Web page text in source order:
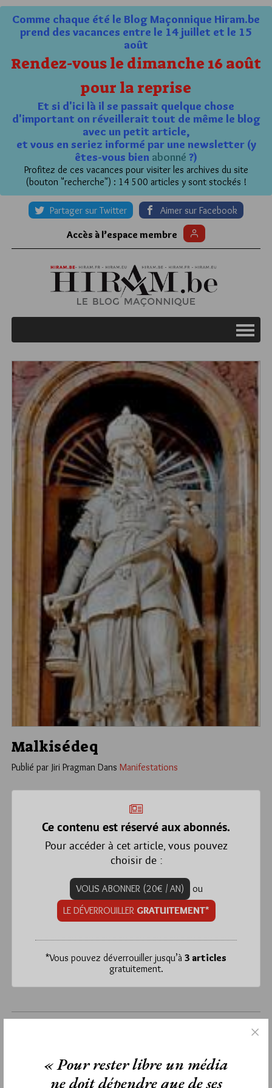
Comme chaque été le Blog Maçonnique Hiram.be
prend des vacances entre le 14 juillet et le 15
août
Rendez-vous le dimanche 16 août
pour la reprise
Et si d'ici là il se passait quelque chose
d'important on réveillerait tout de même le blog
avec un petit article,
et vous en seriez informé par une newsletter (y
êtes-vous bien abonné ?)
Profitez de ces vacances pour visiter les archives du site
(bouton "recherche") : 14 500 articles y sont stockés !
Partager sur Twitter Aimer sur Facebook
Accès à l’espace membre
Malkisédeq
Publié par Jiri Pragman Dans Manifestations
Ce contenu est réservé aux abonnés.
Pour accéder à cet article, vous pouvez
choisir de :
VOUS ABONNER (20€ / AN)
ou
LE DÉVERROUILLER GRATUITEMENT*
*Vous pouvez déverrouiller jusqu’à 3 articles
gratuitement.
Étiquettes :Genève,Malkisédeq,Melkitsédek,Sub Rosa
« Pour rester libre un média
ne doit dépendre que de ses